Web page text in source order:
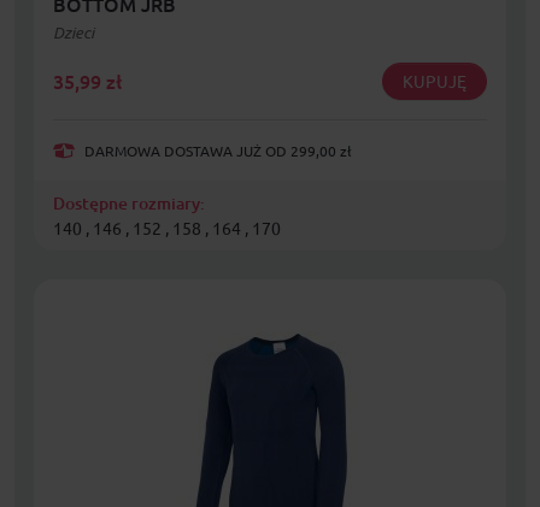
Dzieci
35,99 zł KUPUJĘ
DARMOWA DOSTAWA JUŻ OD 299,00 zł
Dostępne rozmiary:
140 , 146 , 152 , 158 , 164 , 170